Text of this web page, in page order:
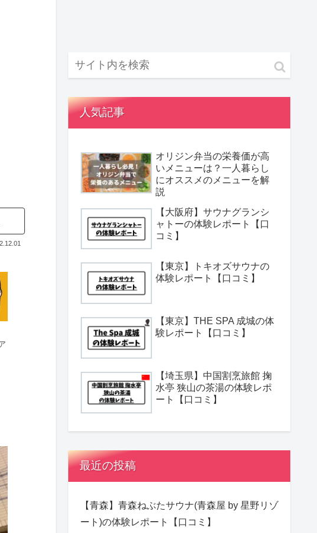
人気記事
オリジン弁当の栄養価が高
いメニューは？一人暮らし
にオススメのメニューを解
説
【大阪府】サウナグランシ
ャトーの体験レポート【口
コミ】
【東京】トキオズサウナの
体験レポート【口コミ】
【東京】THE SPA 成城の体
験レポート【口コミ】
【埼玉県】中国割烹旅館 掬
水亭 狭山の茶湯の体験レポ
ート【口コミ】
最近の投稿
【青森】青森ねぶたサウナ(青森屋 by 星野リゾ
ート)の体験レポート【口コミ】